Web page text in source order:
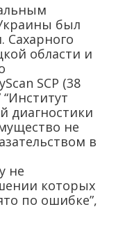
был
Сахарного
области и
SCP (38
диагностики
не
в
не
которых
по ошибке”,